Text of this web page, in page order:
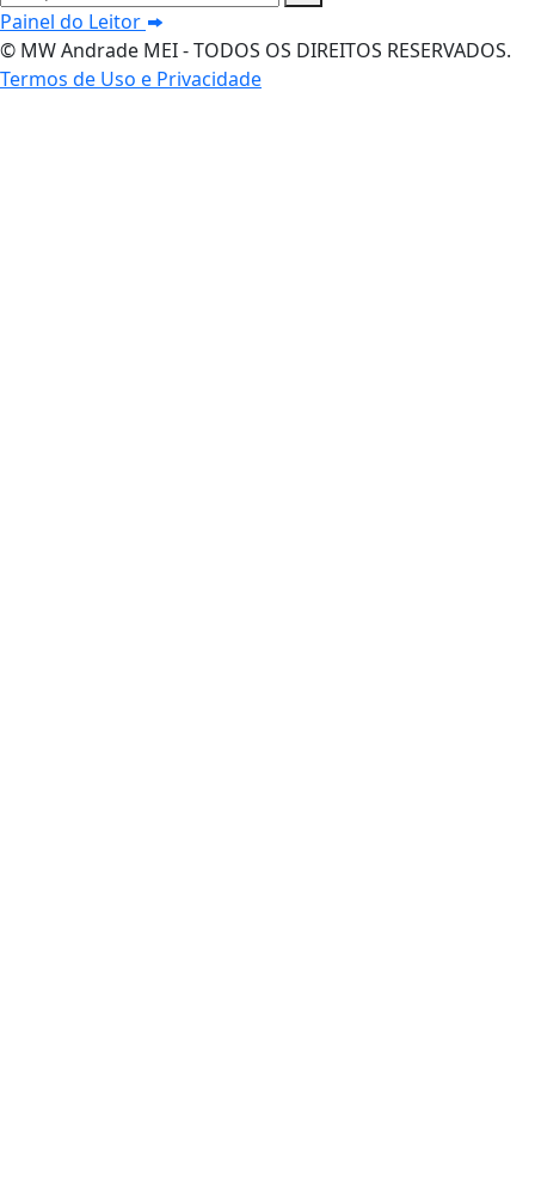
Painel do Leitor
© MW Andrade MEI - TODOS OS DIREITOS RESERVADOS.
Termos de Uso e Privacidade